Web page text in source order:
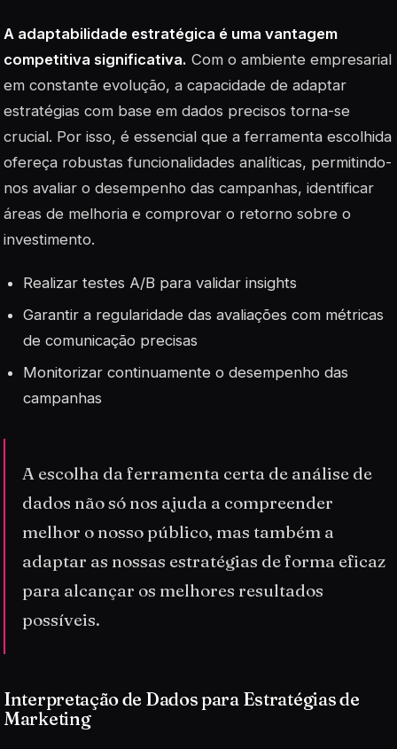
A adaptabilidade estratégica é uma vantagem
competitiva significativa. Com o ambiente empresarial
em constante evolução, a capacidade de adaptar
estratégias com base em dados precisos torna-se
crucial. Por isso, é essencial que a ferramenta escolhida
ofereça robustas funcionalidades analíticas, permitindo-
nos avaliar o desempenho das campanhas, identificar
áreas de melhoria e comprovar o retorno sobre o
investimento.
Realizar testes A/B para validar insights
Garantir a regularidade das avaliações com métricas
de comunicação precisas
Monitorizar continuamente o desempenho das
campanhas
A escolha da ferramenta certa de análise de
dados não só nos ajuda a compreender
melhor o nosso público, mas também a
adaptar as nossas estratégias de forma eficaz
para alcançar os melhores resultados
possíveis.
Interpretação de Dados para Estratégias de
Marketing